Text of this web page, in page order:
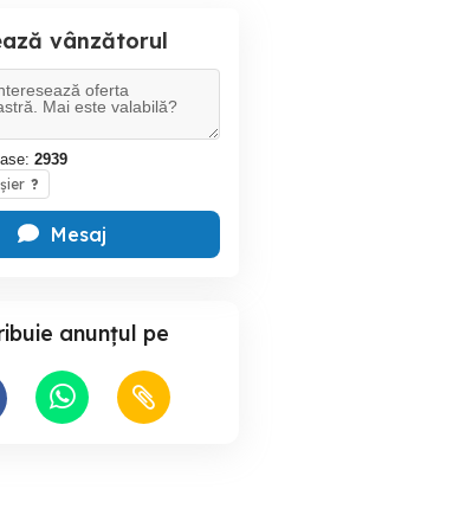
vânzătorul
2939
?
Mesaj
anunțul pe